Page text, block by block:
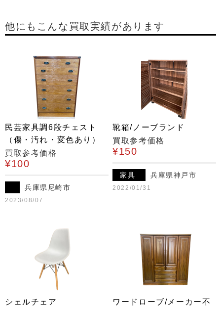
他にもこんな買取実績があります
民芸家具調6段チェスト
（傷・汚れ・変色あり）
買取参考価格
¥100
兵庫県尼崎市
2023/08/07
靴箱/ノーブランド
買取参考価格
¥150
家具 兵庫県神戸市
2022/01/31
シェルチェア
ワードローブ/メーカー不